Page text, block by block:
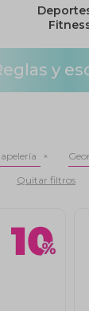
y
Quitar filtros